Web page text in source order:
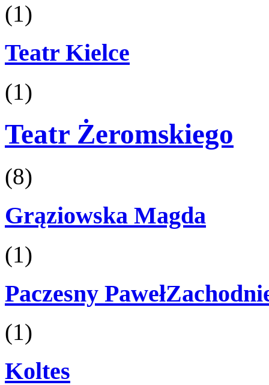
(1)
Teatr Kielce
(1)
Teatr Żeromskiego
(8)
Grąziowska Magda
(1)
Paczesny
(1)
Koltes